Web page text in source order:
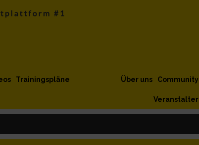
Trainingspläne Community
Über uns
Veranstalter